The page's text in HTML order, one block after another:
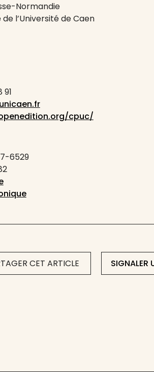
Normandie
l’Université de Caen
91
cpuc/
6529
CET ARTICLE SIGNALER